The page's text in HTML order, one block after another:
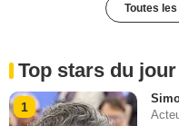
Toutes
Top stars du jour
1